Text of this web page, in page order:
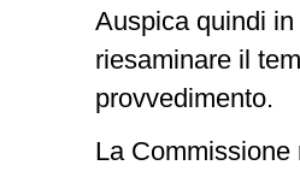
Auspica quindi
riesaminare il
provvedimento.
La